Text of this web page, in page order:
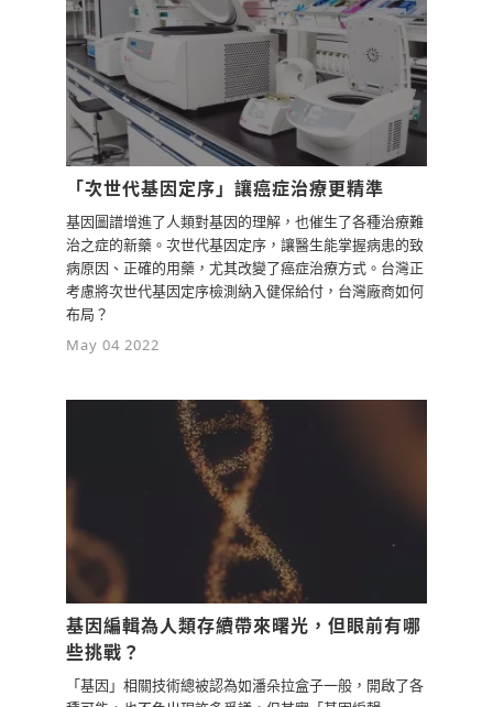
「次世代基因定序」讓癌症治療更精準
基因圖譜增進了人類對基因的理解，也催生了各種治療難
治之症的新藥。次世代基因定序，讓醫生能掌握病患的致
病原因、正確的用藥，尤其改變了癌症治療方式。台灣正
考慮將次世代基因定序檢測納入健保給付，台灣廠商如何
布局？
May 04 2022
基因編輯為人類存續帶來曙光，但眼前有哪
些挑戰？
「基因」相關技術總被認為如潘朵拉盒子一般，開啟了各